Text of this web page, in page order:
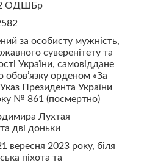
ОДШБр
за особисту мужність,
суверенітету та
України, самовіддане
обов’язку орденом «За
Указ Президента України
№ 861 (посмертно)
Лухтая
дві доньки
вересня 2023 року, біля
піхота та